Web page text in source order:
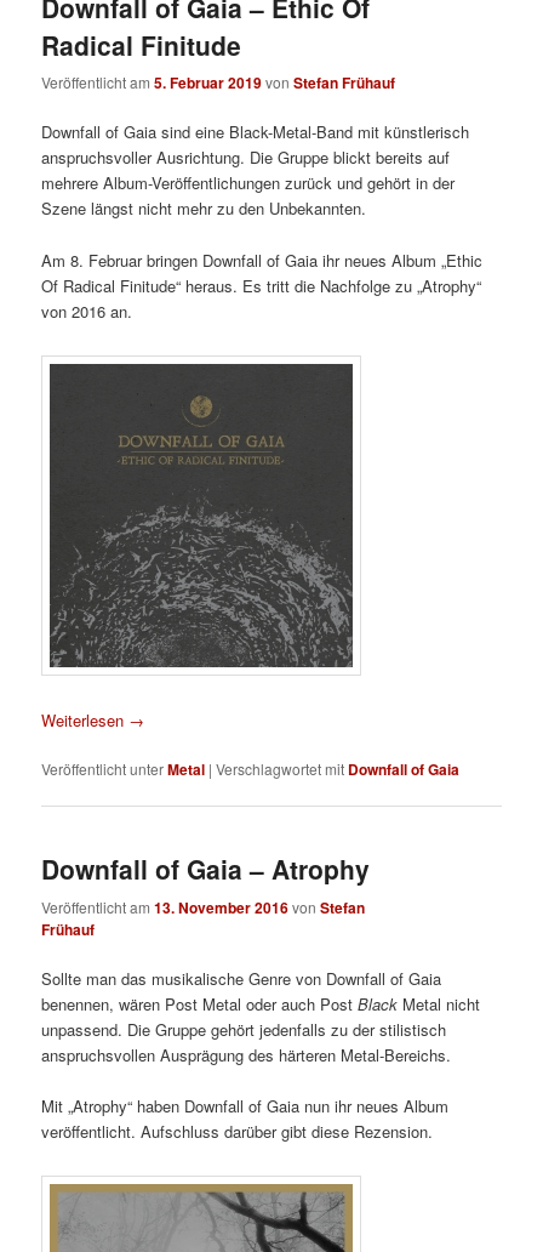
Downfall of Gaia – Ethic Of
Radical Finitude
Veröffentlicht am5. Februar 2019vonStefan Frühauf
Downfall of Gaia sind eine Black-Metal-Band mit künstlerisch
anspruchsvoller Ausrichtung. Die Gruppe blickt bereits auf
mehrere Album-Veröffentlichungen zurück und gehört in der
Szene längst nicht mehr zu den Unbekannten.
Am 8. Februar bringen Downfall of Gaia ihr neues Album „Ethic
Of Radical Finitude“ heraus. Es tritt die Nachfolge zu „Atrophy“
von 2016 an.
Weiterlesen →
Veröffentlicht unterMetal |Verschlagwortet mit Downfall of Gaia
Downfall of Gaia – Atrophy
Veröffentlicht am13. November 2016vonStefan
Frühauf
Sollte man das musikalische Genre von Downfall of Gaia
benennen, wären Post Metal oder auch PostBlack Metal nicht
unpassend. Die Gruppe gehört jedenfalls zu der stilistisch
anspruchsvollen Ausprägung des härteren Metal-Bereichs.
Mit „Atrophy“ haben Downfall of Gaia nun ihr neues Album
veröffentlicht. Aufschluss darüber gibt diese Rezension.